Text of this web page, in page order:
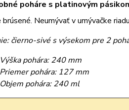
poháre s platinovým
brúsené. Neumývať v umývačke
čierno-sivé s výsekom pre 2
Výška pohára: 240 mm
Priemer pohára: 127 mm
Objem pohára: 240 ml